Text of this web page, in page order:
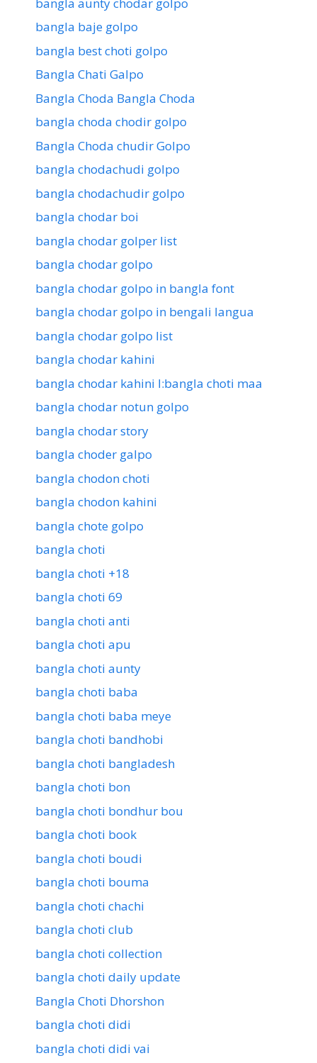
bangla baje golpo
bangla best choti golpo
Bangla Chati Galpo
Bangla Choda Bangla Choda
bangla choda chodir golpo
Bangla Choda chudir Golpo
bangla chodachudi golpo
bangla chodachudir golpo
bangla chodar boi
bangla chodar golper list
bangla chodar golpo
bangla chodar golpo in bangla font
bangla chodar golpo in bengali langua
bangla chodar golpo list
bangla chodar kahini
bangla chodar kahini l:bangla choti maa
bangla chodar notun golpo
bangla chodar story
bangla choder galpo
bangla chodon choti
bangla chodon kahini
bangla chote golpo
bangla choti
bangla choti +18
bangla choti 69
bangla choti anti
bangla choti apu
bangla choti aunty
bangla choti baba
bangla choti baba meye
bangla choti bandhobi
bangla choti bangladesh
bangla choti bon
bangla choti bondhur bou
bangla choti book
bangla choti boudi
bangla choti bouma
bangla choti chachi
bangla choti club
bangla choti collection
bangla choti daily update
Bangla Choti Dhorshon
bangla choti didi
bangla choti didi vai